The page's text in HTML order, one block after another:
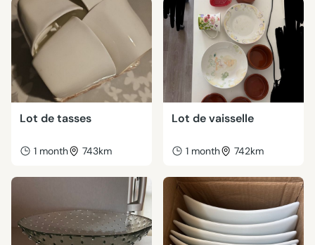
Lot de tasses
1 month 743km
Lot de vaisselle
1 month 742km